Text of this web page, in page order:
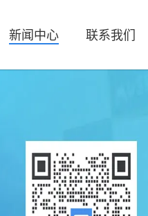
新闻中心 联系我们